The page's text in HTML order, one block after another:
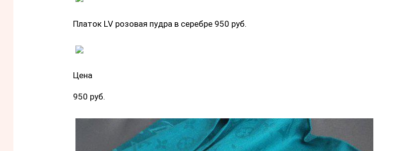
Платок LV розовая пудра в серебре 950 руб.
Цена
950 руб.